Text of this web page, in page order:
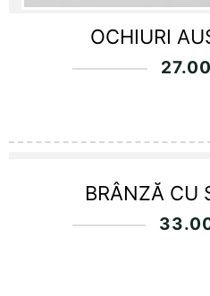
OCHIURI
27.00
BRÂNZĂ CU